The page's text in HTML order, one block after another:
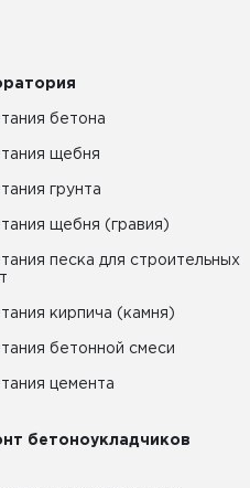
бетона
щебня
грунта
щебня (гравия)
песка для строительных
кирпича (камня)
бетонной смеси
цемента
бетоноукладчиков